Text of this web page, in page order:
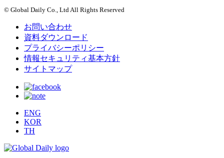
© Global Daily Co., Ltd All Rights Reserved
お問い合わせ
資料ダウンロード
プライバシーポリシー
情報セキュリティ基本方針
サイトマップ
ENG
KOR
TH